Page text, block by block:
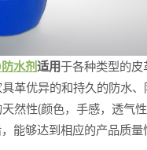
防水剂适用于各种类型的
革优异的和持久的防水
然性(颜色，手感，透气
能够达到相应的产品质量